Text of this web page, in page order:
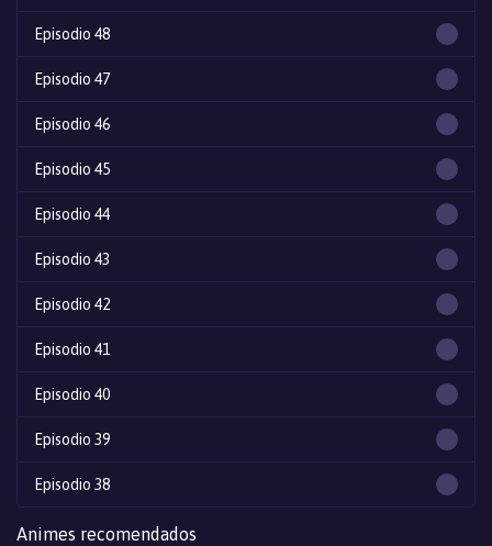
Episodio 48
Episodio 47
Episodio 46
Episodio 45
Episodio 44
Episodio 43
Episodio 42
Episodio 41
Episodio 40
Episodio 39
Episodio 38
Episodio 37
Animes recomendados